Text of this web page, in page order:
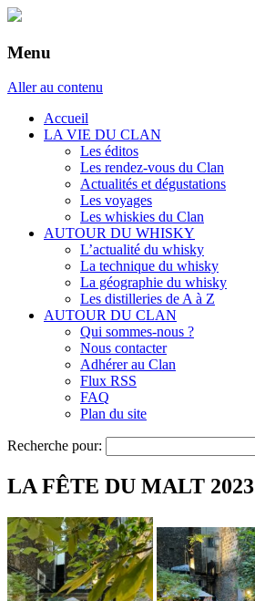
Menu
Aller au contenu
Accueil
LA VIE DU CLAN
Les éditos
Les rendez-vous du Clan
Actualités et dégustations
Les voyages
Les whiskies du Clan
AUTOUR DU WHISKY
L’actualité du whisky
La technique du whisky
La géographie du whisky
Les distilleries de A à Z
AUTOUR DU CLAN
Qui sommes-nous ?
Nous contacter
Adhérer au Clan
Flux RSS
FAQ
Plan du site
Recherche pour:
LA FÊTE DU MALT 2023